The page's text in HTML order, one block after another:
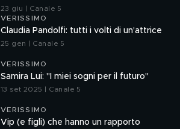
23 giu | Canale 5
VERISSIMO
Claudia Pandolfi: tutti i volti di un'attrice
25 gen | Canale 5
VERISSIMO
Samira Lui: "I miei sogni per il futuro"
13 set 2025 | Canale 5
VERISSIMO
Vip (e figli) che hanno un rapporto